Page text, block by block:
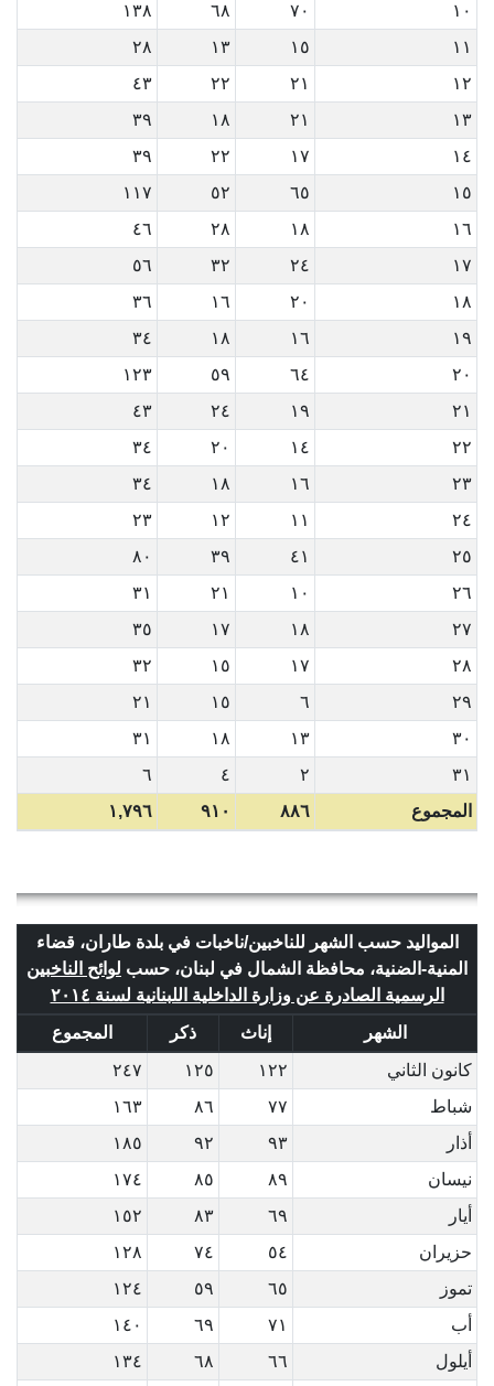
١٠
٧٠ ٦٨
١٣٨
١١
١٥ ١٣
٢٨
١٢
٢١ ٢٢
٤٣
١٣
٢١ ١٨
٣٩
١٤
١٧ ٢٢
٣٩
١٥
٦٥ ٥٢
١١٧
١٦
١٨ ٢٨
٤٦
١٧
٢٤ ٣٢
٥٦
١٨
٢٠ ١٦
٣٦
١٩
١٦ ١٨
٣٤
٢٠
٦٤ ٥٩
١٢٣
٢١
١٩ ٢٤
٤٣
٢٢
١٤ ٢٠
٣٤
٢٣
١٦ ١٨
٣٤
٢٤
١١ ١٢
٢٣
٢٥
٤١ ٣٩
٨٠
٢٦
١٠ ٢١
٣١
٢٧
١٨ ١٧
٣٥
٢٨
١٧ ١٥
٣٢
٢٩
٦ ١٥
٢١
٣٠
١٣ ١٨
٣١
٣١
٢ ٤
٦
المجموع
٨٨٦ ٩١٠ ١,٧٩٦
المواليد حسب الشهر للناخبين/ناخبات في بلدة طاران، قضاء
المنية-الضنية، محافظة الشمال في لبنان، حسب لوائح الناخبين
الرسمية الصادرة عن وزارة الداخلية اللبنانية لسنة ٢٠١٤
الشهر
إناث ذكر
المجموع
كانون الثاني
١٢٢ ١٢٥
٢٤٧
شباط
٧٧ ٨٦
١٦٣
أذار
٩٣ ٩٢
١٨٥
نيسان
٨٩ ٨٥
١٧٤
أيار
٦٩ ٨٣
١٥٢
حزيران
٥٤ ٧٤
١٢٨
تموز
٦٥ ٥٩
١٢٤
أب
٧١ ٦٩
١٤٠
أيلول
٦٦ ٦٨ ١٣٤